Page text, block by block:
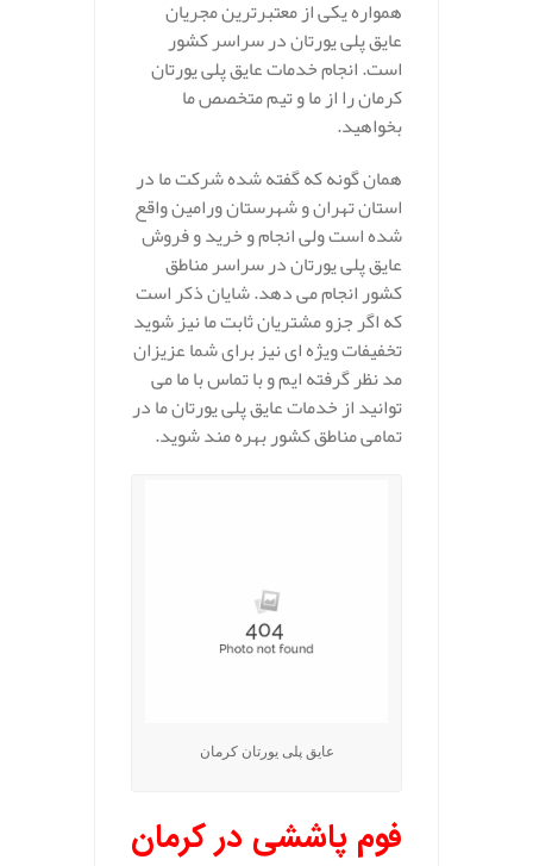
همواره یکی از معتبرترین مجریان
عایق پلی یورتان در سراسر کشور
است. انجام خدمات عایق پلی یورتان
کرمان را از ما و تیم متخصص ما
بخواهید.
همان گونه که گفته شده شرکت ما در
استان تهران و شهرستان ورامین واقع
شده است ولی انجام و خرید و فروش
عایق پلی یورتان در سراسر مناطق
کشور انجام می دهد. شایان ذکر است
که اگر جزو مشتریان ثابت ما نیز شوید
تخفیفات ویژه ای نیز برای شما عزیزان
مد نظر گرفته ایم و با تماس با ما می
توانید از خدمات عایق پلی یورتان ما در
تمامی مناطق کشور بهره مند شوید.
عایق پلی یورتان کرمان
فوم پاششی در کرمان